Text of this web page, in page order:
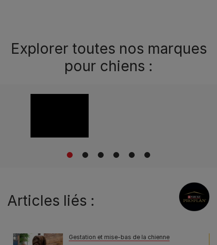
Explorer toutes nos marques
pour chiens :
1 2 3 4 5 6
Articles liés :
Gestation et mise-bas de la chienne